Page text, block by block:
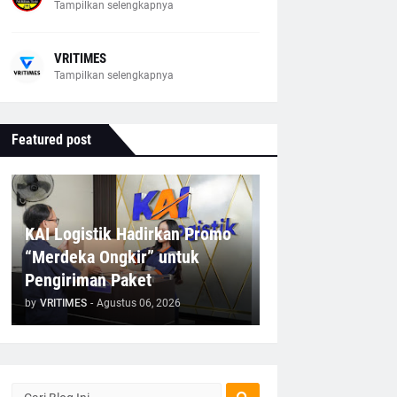
Tampilkan selengkapnya
VRITIMES
Tampilkan selengkapnya
Featured post
KAI Logistik Hadirkan Promo
“Merdeka Ongkir” untuk
Pengiriman Paket
by VRITIMES - Agustus 06, 2026